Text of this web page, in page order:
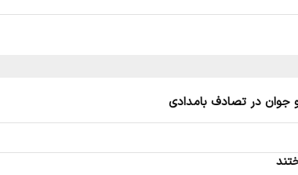
جوان در تصادف بامدادی